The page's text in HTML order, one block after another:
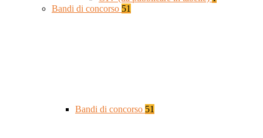
Bandi di concorso 51
Bandi di concorso 51